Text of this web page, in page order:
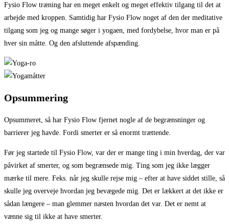
Fysio Flow træning har en meget enkelt og meget effektiv tilgang til det at
arbejde med kroppen. Samtidig har Fysio Flow noget af den der meditative
tilgang som jeg og mange søger i yogaen, med fordybelse, hvor man er på
hver sin måtte. Og den afsluttende afspænding.
Opsummering
Opsummeret, så har Fysio Flow fjernet nogle af de begrænsninger og
barrierer jeg havde. Fordi smerter er så enormt trættende.
Før jeg startede til Fysio Flow, var der er mange ting i min hverdag, der var
påvirket af smerter, og som begrænsede mig. Ting som jeg ikke lægger
mærke til mere. Feks. når jeg skulle rejse mig – efter at have siddet stille, så
skulle jeg overveje hvordan jeg bevægede mig. Det er lækkert at det ikke er
sådan længere – man glemmer næsten hvordan det var. Det er nemt at
vænne sig til ikke at have smerter.